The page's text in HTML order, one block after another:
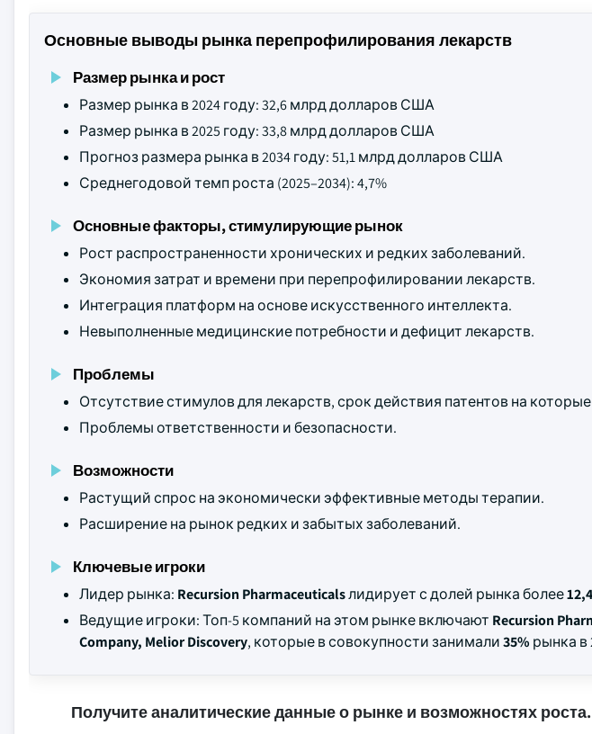
Основные выводы рынка перепрофилирования лекарств
Размер рынка и рост
Размер рынка в 2024 году: 32,6 млрд долларов США
Размер рынка в 2025 году: 33,8 млрд долларов США
Прогноз размера рынка в 2034 году: 51,1 млрд долларов США
Среднегодовой темп роста (2025–2034): 4,7%
Основные факторы, стимулирующие рынок
Рост распространенности хронических и редких заболеваний.
Экономия затрат и времени при перепрофилировании лекарств.
Интеграция платформ на основе искусственного интеллекта.
Невыполненные медицинские потребности и дефицит лекарств.
Проблемы
Отсутствие стимулов для лекарств, срок действия патентов на
Проблемы ответственности и безопасности.
Возможности
Растущий спрос на экономически эффективные методы терапии.
Расширение на рынок редких и забытых заболеваний.
Ключевые игроки
Лидер рынка: Recursion Pharmaceuticalsлидирует с долей рынка более
Ведущие игроки: Топ-5 компаний на этом рынке включают Recursion
Company, Melior Discovery, которые в совокупности занимали35% рынка в
Получите аналитические данные о рынке и возможностях роста.